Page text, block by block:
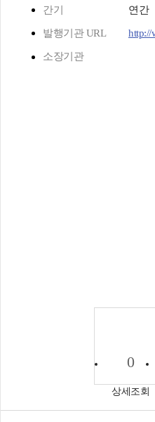
간기 연간
발행기관 URL http://
소장기관
0
상세조회